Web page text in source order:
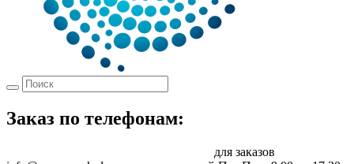
Заказ по телефонам:
для заказов